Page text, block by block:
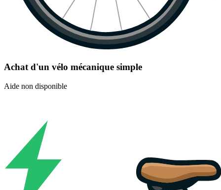
Achat d'un vélo mécanique simple
Aide non disponible